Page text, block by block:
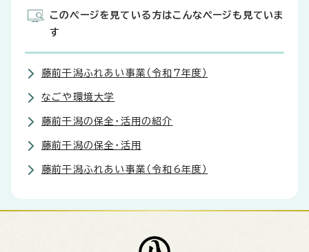
このページを見ている方はこんなページも見ていま
す
藤前干潟ふれあい事業（令和7年度）
なごや環境大学
藤前干潟の保全・活用の紹介
藤前干潟の保全・活用
藤前干潟ふれあい事業（令和6年度）